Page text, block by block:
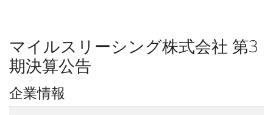
マイルスリーシング株式会社 第3
期決算公告
企業情報